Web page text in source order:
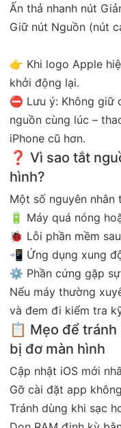
Ấn thả nhanh nút
Giữ nút Nguồn (nút
👉 Khi logo Apple
khởi động lại.
⛔ Lưu ý: Không giữ
nguồn cùng lúc –
iPhone cũ hơn.
❓ Vì sao tắt
hình?
Một số nguyên nhân
🔋 Máy quá nóng
🐞 Lỗi phần mềm
📲 Ứng dụng xung
⚙️ Phần cứng gặp sự
Nếu máy thường
và đem đi kiểm tra
📋 Mẹo để tránh
bị đơ màn hình
Cập nhật iOS mới
Gỡ cài đặt app
Tránh dùng khi sạc